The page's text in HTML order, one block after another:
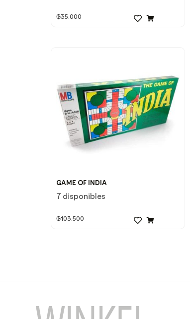
₲35.000
GAME OF INDIA
7 disponibles
₲103.500